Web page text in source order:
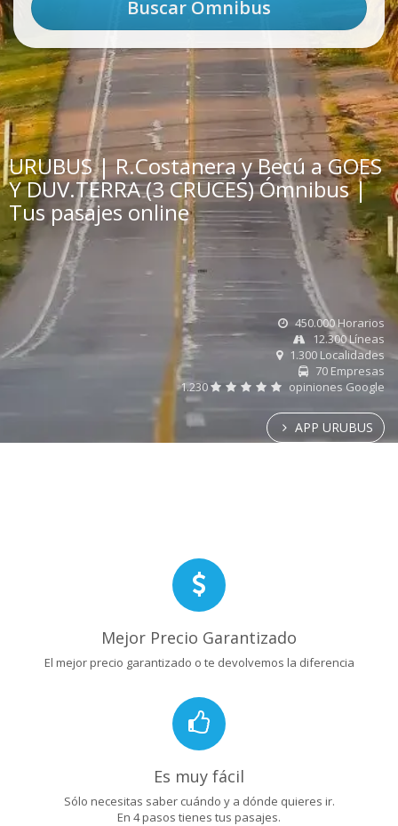
URUBUS | R.Costanera y Becú a GOES
Y DUV.TERRA (3 CRUCES) Ómnibus |
Tus pasajes online
450.000 Horarios
12.300 Líneas
1.300 Localidades
70 Empresas
1.230
opiniones Google
APP URUBUS
Mejor Precio Garantizado
El mejor precio garantizado o te devolvemos la diferencia
Es muy fácil
Sólo necesitas saber cuándo y a dónde quieres ir.
En 4 pasos tienes tus pasajes.